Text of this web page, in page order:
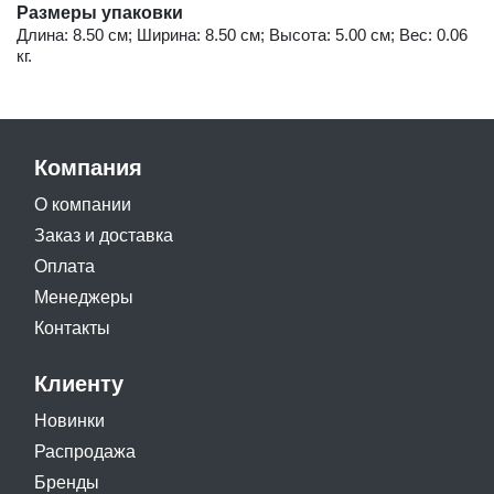
Размеры упаковки
Длина: 8.50 см; Ширина: 8.50 см; Высота: 5.00 см; Вес: 0.06
кг.
Компания
О компании
Заказ и доставка
Оплата
Менеджеры
Контакты
Клиенту
Новинки
Распродажа
Бренды